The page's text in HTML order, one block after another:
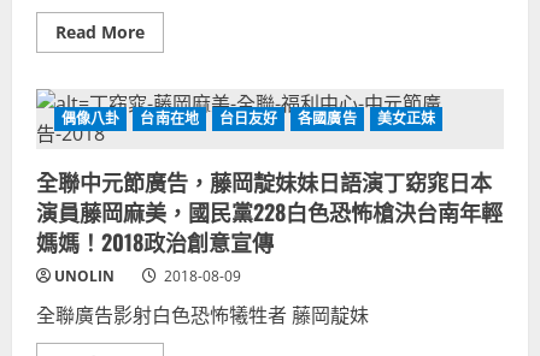
創
意
料
紅
偶
像
手
改
造
超
商
點
心
Read MoreRead
more
些
年
我
一
起
追
的
女
孩
日
版
電
影
聽
偶像八卦 台南在地 台日友好 各國廣告 美女正妹
全聯中元節廣告，藤岡靛妹妹日語演丁窈窕日本
演員藤岡麻美，國民黨228白色恐怖槍決台南年輕
媽媽！2018政治創意宣傳
UNOLIN 2018-08-09
全聯廣告影射白色恐怖犧牲者 藤岡靛妹